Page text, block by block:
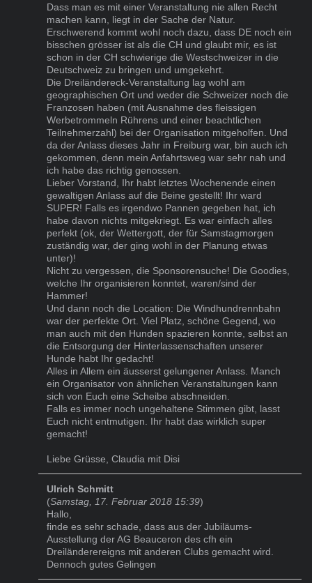
Dass man es mit einer Veranstaltung nie allen Recht
machen kann, liegt in der Sache der Natur.
Erschwerend kommt wohl noch dazu, dass DE noch ein
bisschen grösser ist als die CH und glaubt mir, es ist
schon in der CH schwierige die Westschweizer in die
Deutschweiz zu bringen und umgekehrt.
Die Dreiländereck-Veranstaltung lag wohl am
geographischen Ort und weder die Schweizer noch die
Franzosen haben (mit Ausnahme des fleissigen
Werbetrommeln Rührens und einer beachtlichen
Teilnehmerzahl) bei der Organisation mitgeholfen. Und
da der Anlass dieses Jahr in Freiburg war, bin auch ich
gekommen, denn mein Anfahrtsweg war sehr nah und
ich habe das richtig genossen.
Lieber Vorstand, Ihr habt letztes Wochenende einen
gewaltigen Anlass auf die Beine gestellt! Ihr ward
SUPER! Falls es irgendwo Pannen gegeben hat, ich
habe davon nichts mitgekriegt. Es war einfach alles
perfekt (ok, der Wettergott, der für Samstagmorgen
zuständig war, der ging wohl in der Planung etwas
unter)!
Nicht zu vergessen, die Sponsorensuche! Die Goodies,
welche Ihr organisieren konntet, waren/sind der
Hammer!
Und dann noch die Location: Die Windhundrennbahn
war der perfekte Ort. Viel Platz, schöne Gegend, wo
man auch mit den Hunden spazieren konnte, selbst an
die Entsorgung der Hinterlassenschaften unserer
Hunde habt Ihr gedacht!
Alles in Allem ein äusserst gelungener Anlass. Manch
ein Organisator von ähnlichen Veranstaltungen kann
sich von Euch eine Scheibe abschneiden.
Falls es immer noch ungehaltene Stimmen gibt, lasst
Euch nicht entmutigen. Ihr habt das wirklich super
gemacht!
Liebe Grüsse, Claudia mit Disi
Ulrich Schmitt
(Samstag, 17. Februar 2018 15:39)
Hallo,
finde es sehr schade, dass aus der Jubiläums-
Ausstellung der AG Beauceron des cfh ein
Dreiländerereigns mit anderen Clubs gemacht wird.
Dennoch gutes Gelingen